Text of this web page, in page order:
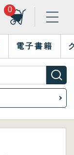
0
電子書籍